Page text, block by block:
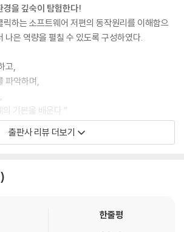
경을 깊숙이 탐험한다!
하는 소프트웨어 저편의 동작원리를 이해함으
나은 역량을 펼칠 수 있도록 구성하였다.
고,
파악하며,
기본을 배운다.”
고 아리송한 기초지식을 한권으로 말끔하게 정리
지는 데 도움을 주고 엔지니어가 되고자 하는 독
출판사 리뷰 더보기
한줄평